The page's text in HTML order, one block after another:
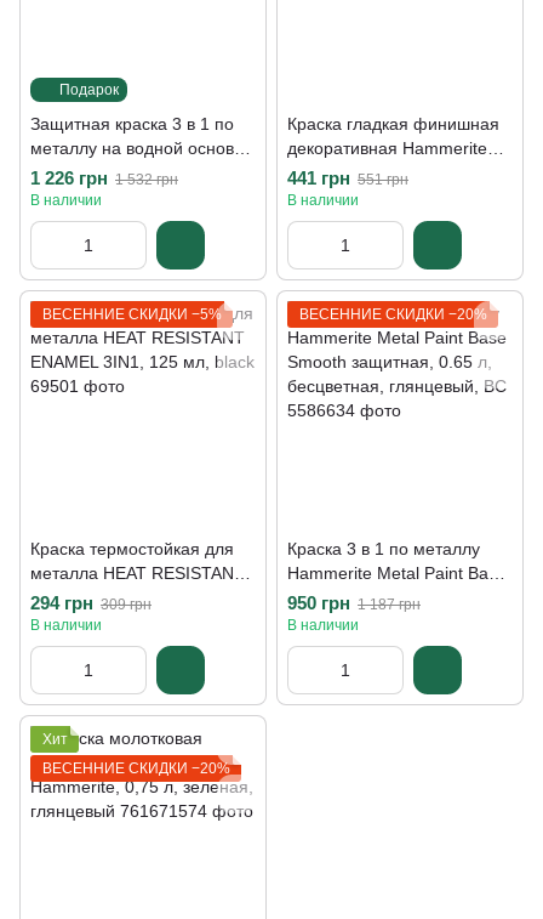
Подарок
Защитная краска 3 в 1 по
металлу на водной основе
Hammerite Ultima, 0,7 л,
антрацитово-серая,
глянцевая
1 226 грн 1 532 грн
В наличии
Краска гладкая финишная
декоративная Hammerite
Metal Paints, 0,25 л, золото,
глянцевый
441 грн 551 грн
В наличии
ВЕСЕННИЕ СКИДКИ −5%
Краска термостойкая для
металла HEAT RESISTANT
ENAMEL 3IN1, 125 мл, black
294 грн 309 грн
В наличии
ВЕСЕННИЕ СКИДКИ −20%
Краска 3 в 1 по металлу
Hammerite Metal Paint Base
Smooth защитная, 0.65 л,
бесцветная, глянцевый, BC
950 грн 1 187 грн
В наличии
Хит
ВЕСЕННИЕ СКИДКИ −20%